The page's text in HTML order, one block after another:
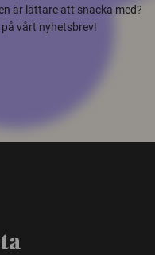
är lättare att snacka med?
vårt nyhetsbrev!